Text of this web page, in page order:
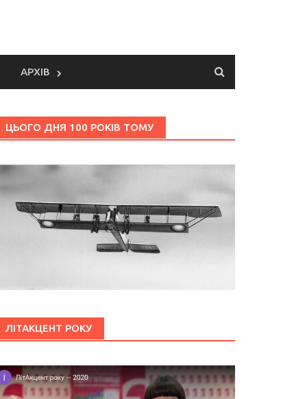
АРХІВ
ЦЬОГО ДНЯ 100 РОКІВ ТОМУ
ЛІТАКЦЕНТ РОКУ